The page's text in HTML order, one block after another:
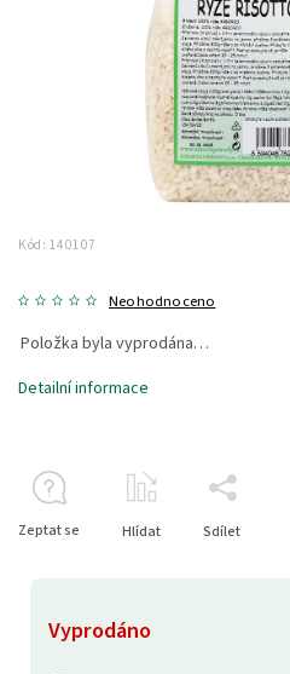
Kód: 140107
Neohodnoceno
Vyprodáno
Položka byla vyprodána…
Detailní informace
Zeptat se Hlídat Sdílet